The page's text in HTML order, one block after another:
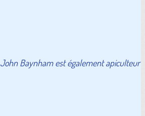
John Baynham est également apiculteur